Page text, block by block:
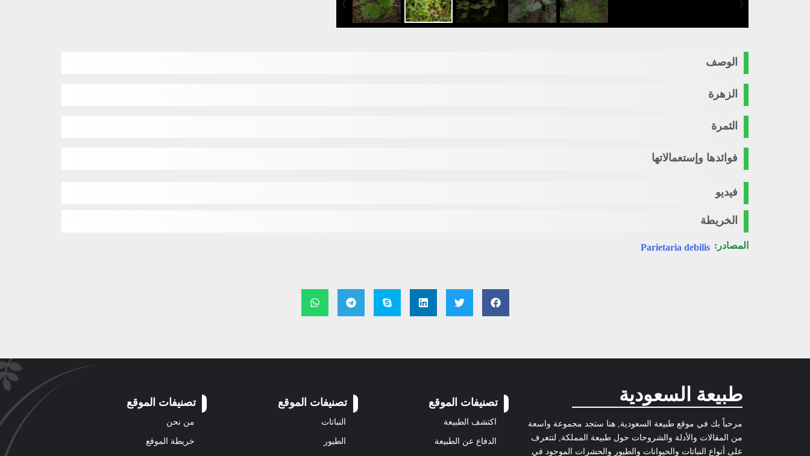
الوصف
الزهرة
الثمرة
فوائدها وإستعمالاتها
فيديو
الخريطة
المصادر: Parietaria debilis
طبيعة السعودية
مرحباً بك في موقع طبيعة السعودية, هنا ستجد مجموعة واسعة
من المقالات والأدلة والشروحات حول طبيعة المملكة, لتتعرف
على أنواع النباتات والحيوانات والطيور والحشرات الموجود في
تصنيفات الموقع
اكتشف الطبيعة
الدفاع عن الطبيعة
تصنيفات الموقع
النباتات
الطيور
تصنيفات الموقع
من نحن
خريطة الموقع